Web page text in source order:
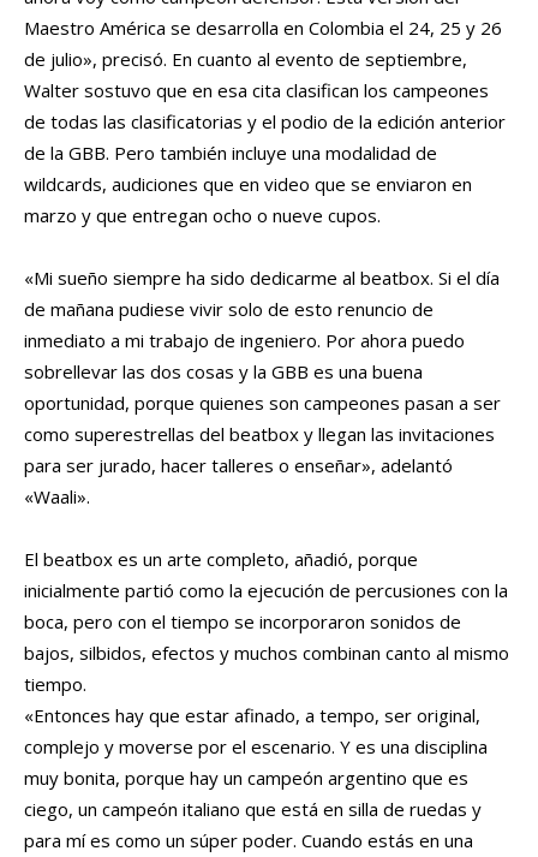
Maestro América se desarrolla en Colombia el 24, 25 y 26
de julio», precisó. En cuanto al evento de septiembre,
Walter sostuvo que en esa cita clasifican los campeones
de todas las clasificatorias y el podio de la edición anterior
de la GBB. Pero también incluye una modalidad de
wildcards, audiciones que en video que se enviaron en
marzo y que entregan ocho o nueve cupos.
«Mi sueño siempre ha sido dedicarme al beatbox. Si el día
de mañana pudiese vivir solo de esto renuncio de
inmediato a mi trabajo de ingeniero. Por ahora puedo
sobrellevar las dos cosas y la GBB es una buena
oportunidad, porque quienes son campeones pasan a ser
como superestrellas del beatbox y llegan las invitaciones
para ser jurado, hacer talleres o enseñar», adelantó
«Waali».
El beatbox es un arte completo, añadió, porque
inicialmente partió como la ejecución de percusiones con la
boca, pero con el tiempo se incorporaron sonidos de
bajos, silbidos, efectos y muchos combinan canto al mismo
tiempo.
«Entonces hay que estar afinado, a tempo, ser original,
complejo y moverse por el escenario. Y es una disciplina
muy bonita, porque hay un campeón argentino que es
ciego, un campeón italiano que está en silla de ruedas y
para mí es como un súper poder. Cuando estás en una